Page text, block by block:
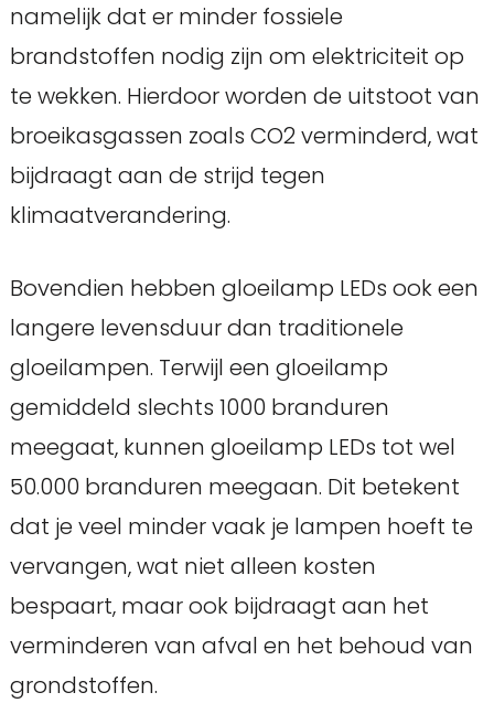
namelijk dat er minder fossiele
brandstoffen nodig zijn om elektriciteit op
te wekken. Hierdoor worden de uitstoot van
broeikasgassen zoals CO2 verminderd, wat
bijdraagt aan de strijd tegen
klimaatverandering.
Bovendien hebben gloeilamp LEDs ook een
langere levensduur dan traditionele
gloeilampen. Terwijl een gloeilamp
gemiddeld slechts 1000 branduren
meegaat, kunnen gloeilamp LEDs tot wel
50.000 branduren meegaan. Dit betekent
dat je veel minder vaak je lampen hoeft te
vervangen, wat niet alleen kosten
bespaart, maar ook bijdraagt aan het
verminderen van afval en het behoud van
grondstoffen.